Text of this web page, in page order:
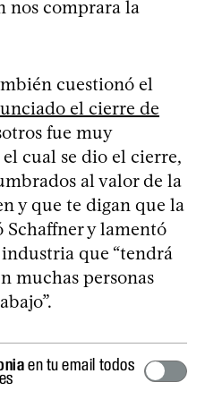
nos comprara la
cuestionó el
el cierre de
fue muy
cual se dio el cierre,
al valor de la
y que te digan que la
Schaffner y lamentó
que “tendrá
muchas personas
en tu email todos